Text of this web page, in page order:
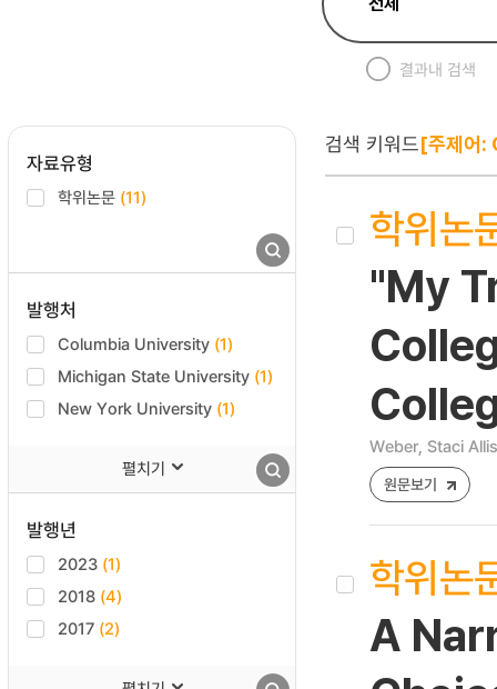
결과내 검색
자료유형
학위논문 (11)
발행처
Columbia University (1)
Michigan State University (1)
New York University (1)
펼치기
발행년
2023 (1)
2018 (4)
2017 (2)
검색 키워드[주제어
학위논
"My
Weber, Staci
원문보기
학위논
A